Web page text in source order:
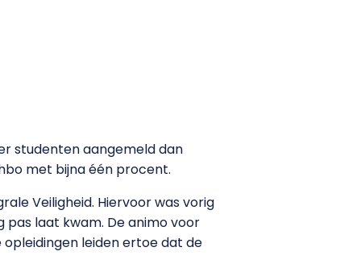
studenten aangemeld dan
met bijna één procent.
Veiligheid. Hiervoor was vorig
laat kwam. De animo voor
leiden ertoe dat de